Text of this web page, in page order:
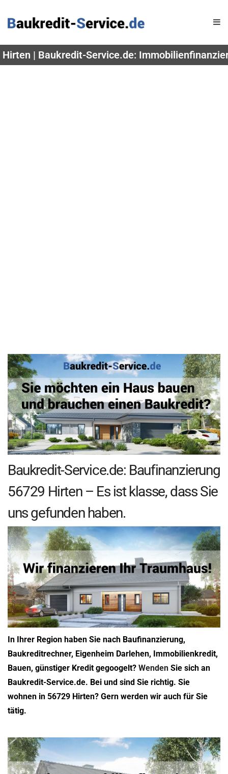
| Baukredit-Service.de:
Baukredit-Service.de: Baufinanzierung
56729 Hirten – Es ist klasse, dass Sie
uns gefunden haben.
In Ihrer Region haben Sie nach Baufinanzierung,
Baukreditrechner, Eigenheim Darlehen, Immobilienkredit,
Bauen, günstiger Kredit gegoogelt? Wenden Sie sich an
Baukredit-Service.de. Bei und sind Sie richtig. Sie
wohnen in 56729 Hirten? Gern werden wir auch für Sie
tätig.